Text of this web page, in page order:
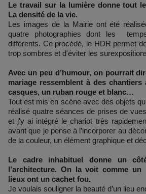
Le travail sur la lumière donne tout
La densité de la vie.
Les images de la Mairie ont été
quatre photographies dont les temps
différents. Ce procédé, le HDR permet
trop sombres et d'éviter les
Avec un peu d’humour, on pourrait
mariage ressemblent à des
casques, un ruban rouge et blanc…
Tout est mis en scène avec des objets
réalisé quatre séances de prises de
et j'y ai intégré le chariot très
avant que je pense à l’incorporer au
de la couleur, un élément graphique et
Le cadre inhabituel donne un
l’architecture. On la voit comme un
lieux ont un cachet fou.
Je voulais souligner la beauté d’un lieu